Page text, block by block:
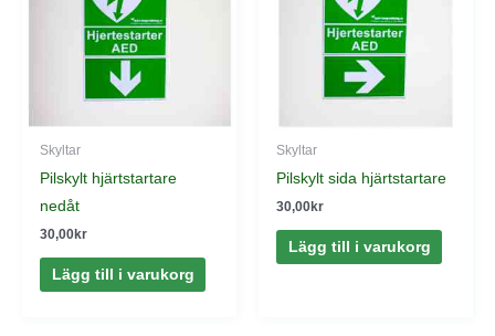
Skyltar
Pilskylt hjärtstartare
nedåt
30,00kr
Lägg till i varukorg
Skyltar
Pilskylt sida hjärtstartare
30,00kr
Lägg till i varukorg